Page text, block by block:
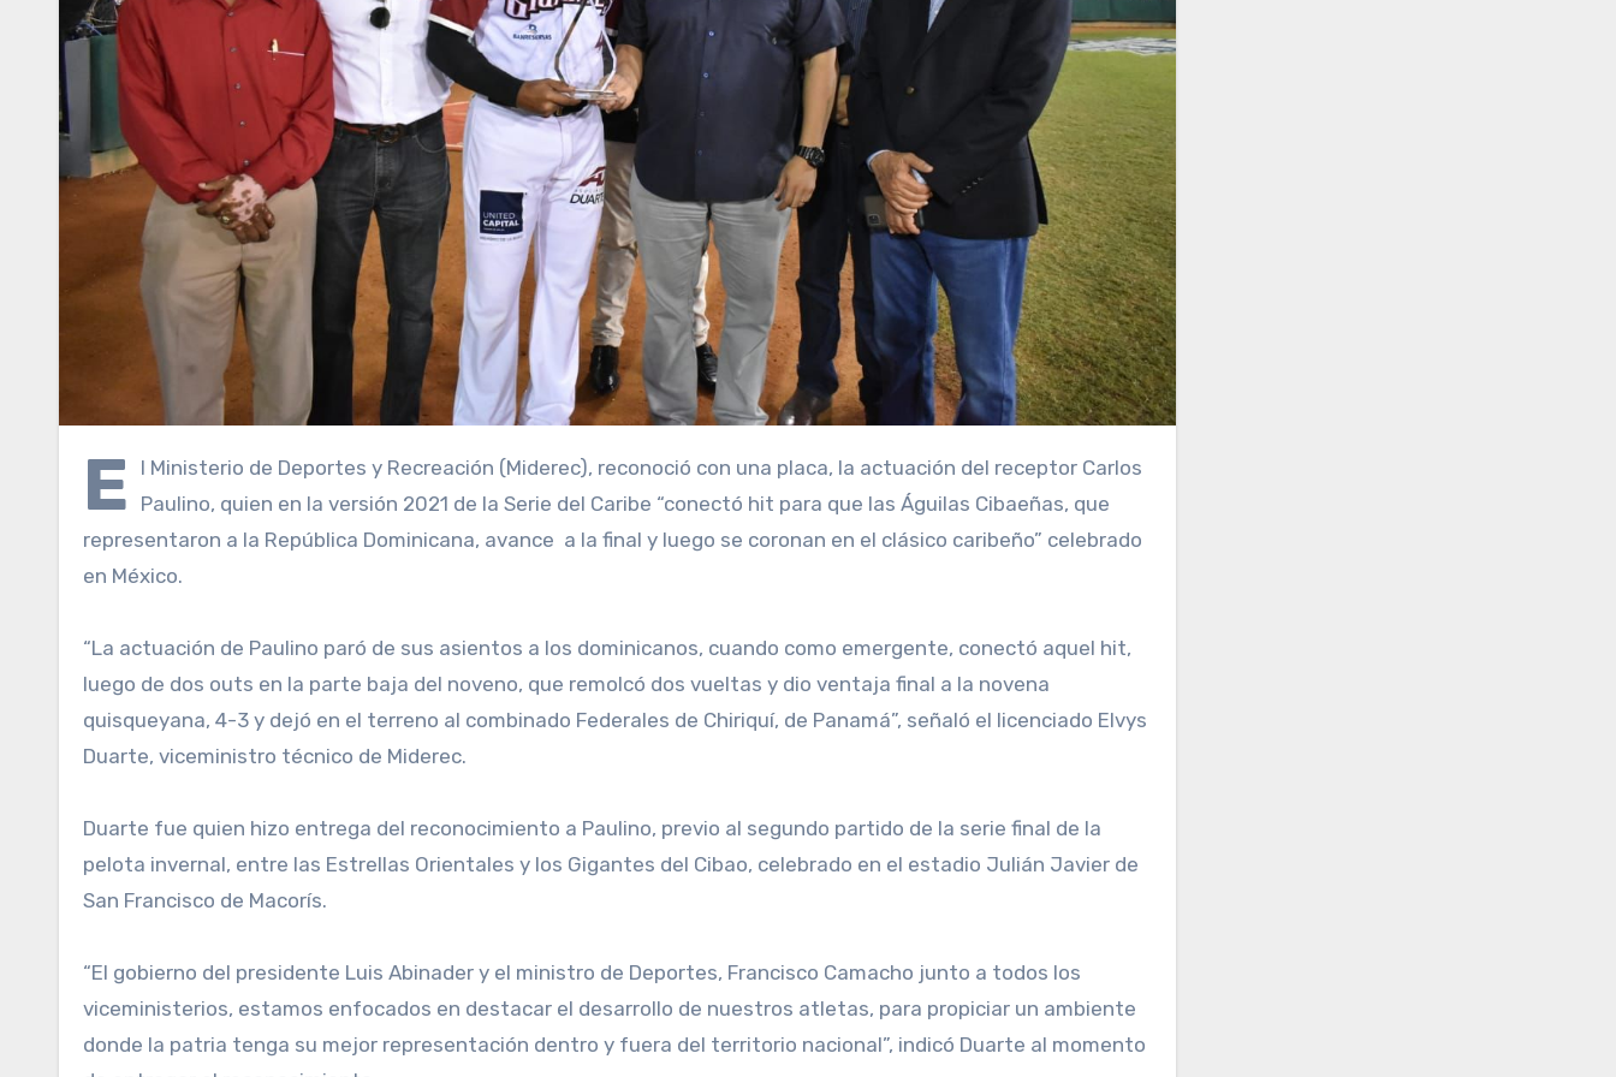
E
l Ministerio de Deportes y Recreación (Miderec), reconoció con una placa, la actuación del receptor Carlos
Paulino, quien en la versión 2021 de la Serie del Caribe “conectó hit para que las Águilas Cibaeñas, que
representaron a la República Dominicana, avance a la final y luego se coronan en el clásico caribeño” celebrado
en México.
“La actuación de Paulino paró de sus asientos a los dominicanos, cuando como emergente, conectó aquel hit,
luego de dos outs en la parte baja del noveno, que remolcó dos vueltas y dio ventaja final a la novena
quisqueyana, 4-3 y dejó en el terreno al combinado Federales de Chiriquí, de Panamá”, señaló el licenciado Elvys
Duarte, viceministro técnico de Miderec.
Duarte fue quien hizo entrega del reconocimiento a Paulino, previo al segundo partido de la serie final de la
pelota invernal, entre las Estrellas Orientales y los Gigantes del Cibao, celebrado en el estadio Julián Javier de
San Francisco de Macorís.
“El gobierno del presidente Luis Abinader y el ministro de Deportes, Francisco Camacho junto a todos los
viceministerios, estamos enfocados en destacar el desarrollo de nuestros atletas, para propiciar un ambiente
donde la patria tenga su mejor representación dentro y fuera del territorio nacional”, indicó Duarte al momento